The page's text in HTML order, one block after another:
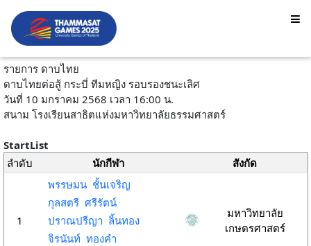
รายการ ดาบไทย
ดาบไทยต่อสู้ กระบี่ ทีมหญิง รอบรองชนะเลิศ
วันที่ 10 มกราคม 2568 เวลา 16:00 น.
สนาม โรงเรียนสาธิตแห่งมหาวิทยาลัยธรรมศาสตร์
StartList
ลำดับ
นักกีฬา สังกัด
1
พรรษมน ชั้นเจริญ
กุลสตรี ศรีรัตน์
ปราณปรีญา ลิ้นทอง
จิรนันท์ ทองคำ
มหาวิทยาลัย
เกษตรศาสตร์